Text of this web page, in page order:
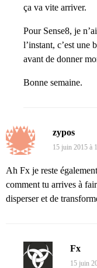
ça va vite arriver.
Pour Sense8, je
l’instant, c’est une
avant de donner
Bonne semaine.
zypos
15 juin 2015 à
Ah Fx je reste
comment tu arrives à
disperser et de
Fx
15 juin